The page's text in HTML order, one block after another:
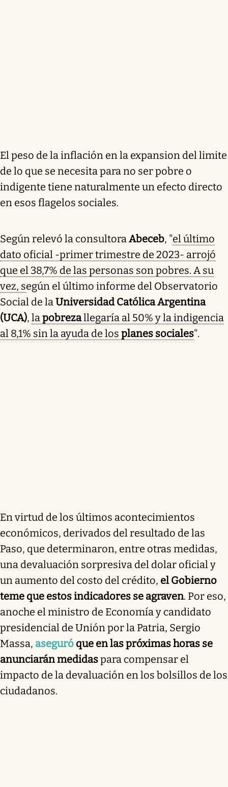
El peso de la inflación en la expansion del limite
de lo que se necesita para no ser pobre o
indigente tiene naturalmente un efecto directo
en esos flagelos sociales.
Según relevó la consultoraAbeceb, "el último
dato oficial -primer trimestre de 2023- arrojó
que el 38,7% de las personas son pobres. A su
vez, según el último informe del Observatorio
Social de laUniversidad Católica Argentina
(UCA), lapobrezallegaría al 50% y la indigencia
al 8,1% sin la ayuda de los planes sociales".
En virtud de los últimos acontecimientos
económicos, derivados del resultado de las
Paso, que determinaron, entre otras medidas,
una devaluación sorpresiva del dolar oficial y
un aumento del costo del crédito, el Gobierno
teme que estos indicadores se agraven. Por eso,
anoche el ministro de Economía y candidato
presidencial de Unión por la Patria, Sergio
Massa, aseguró que en las próximas horas se
anunciarán medidaspara compensar el
impacto de la devaluación en los bolsillos de los
ciudadanos.